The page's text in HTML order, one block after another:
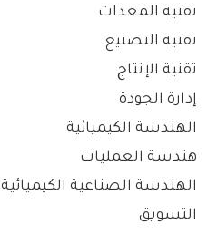
تقنية المعدات
تقنية التصنيع
تقنية الإنتاج
إدارة الجودة
الهندسة الكيميائية
هندسة العمليات
الهندسة الصناعية الكيميائية
التسويق